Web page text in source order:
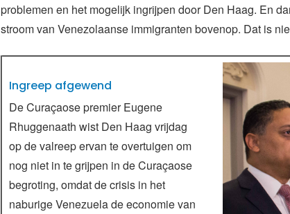
problemen en het mogelijk ingrijpen door Den Haag. En
stroom van Venezolaanse immigranten bovenop. Dat is
Ingreep afgewend
De Curaçaose premier Eugene
Rhuggenaath wist Den Haag vrijdag
op de valreep ervan te overtuigen om
nog niet in te grijpen in de Curaçaose
begroting, omdat de crisis in het
naburige Venezuela de economie van